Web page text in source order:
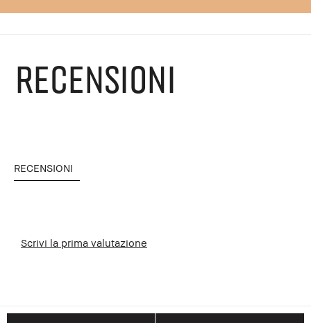
RECENSIONI
RECENSIONI
Scrivi la prima valutazione